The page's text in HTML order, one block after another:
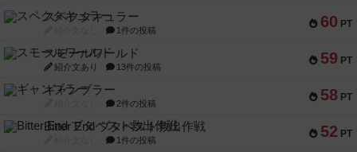
60 PT
スペクタキュラー
1件の投稿
59 PT
スモールワールド
紹介文あり 13件の投稿
58 PT
ギャンブラー
2件の投稿
52 PT
Bitter End ブタペスト救出作戦
1件の投稿